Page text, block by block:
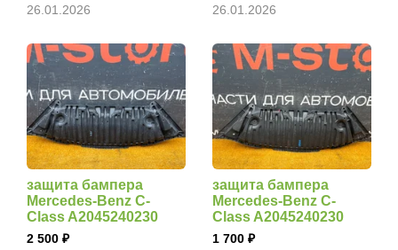
26.01.2026
26.01.2026
защита бампера
Mercedes-Benz C-
Class A2045240230
2 500
защита бампера
Mercedes-Benz C-
Class A2045240230
1 700